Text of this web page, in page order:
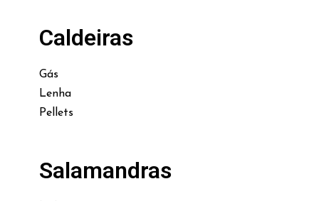
Caldeiras
Gás
Lenha
Pellets
Salamandras